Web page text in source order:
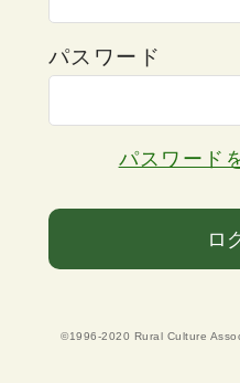
パスワード
パスワード
ロ
©1996-2020 Rural Culture